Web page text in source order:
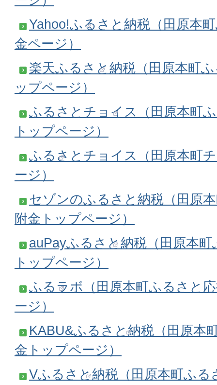
Yahoo!ふるさと納税（田原本
金ページ）
楽天ふるさと納税（田原本町
ップページ）
ふるさとチョイス（田原本町
トップページ）
ふるさとチョイス（田原本町
ージ）
セゾンのふるさと納税（田原
附金トップページ）
auPayふるさと納税（田原本
トップページ）
ふるラボ（田原本町ふるさと
ージ）
KABU&ふるさと納税（田原本
金トップページ）
Vふるさと納税（田原本町ふる